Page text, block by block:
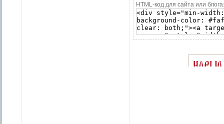
HTML-код для сайта или блога: